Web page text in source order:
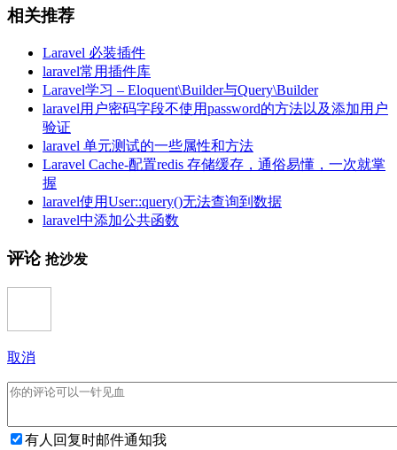
相关推荐
Laravel 必装插件
laravel常用插件库
Laravel学习 – Eloquent\Builder与Query\Builder
laravel用户密码字段不使用password的方法以及添加用户
验证
laravel 单元测试的一些属性和方法
Laravel Cache-配置redis 存储缓存，通俗易懂，一次就掌
握
laravel使用User::query()无法查询到数据
laravel中添加公共函数
评论 抢沙发
取消
有人回复时邮件通知我